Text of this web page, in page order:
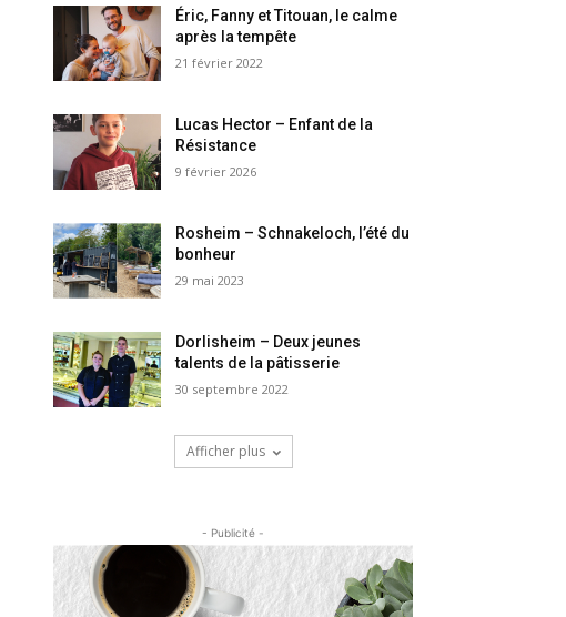
Éric, Fanny et Titouan, le calme
après la tempête
21 février 2022
Lucas Hector – Enfant de la
Résistance
9 février 2026
Rosheim – Schnakeloch, l’été du
bonheur
29 mai 2023
Dorlisheim – Deux jeunes
talents de la pâtisserie
30 septembre 2022
Afficher plus
- Publicité -